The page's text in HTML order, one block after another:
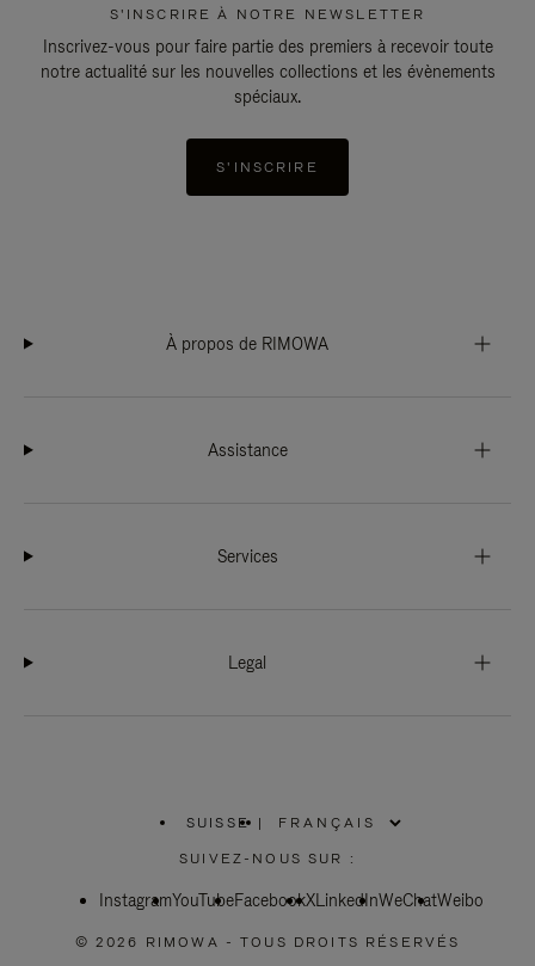
S'INSCRIRE À NOTRE NEWSLETTER
Inscrivez-vous pour faire partie des premiers à recevoir toute
notre actualité sur les nouvelles collections et les évènements
spéciaux.
S'INSCRIRE
À propos de RIMOWA
Assistance
Services
Legal
SUISSE
SÉLECTIONNEZ
VOTRE
|
SUIVEZ-NOUS SUR :
InstagramYouTubeFacebookXLinkedInWeChatWeibo
© 2026 RIMOWA - TOUS DROITS RÉSERVÉS